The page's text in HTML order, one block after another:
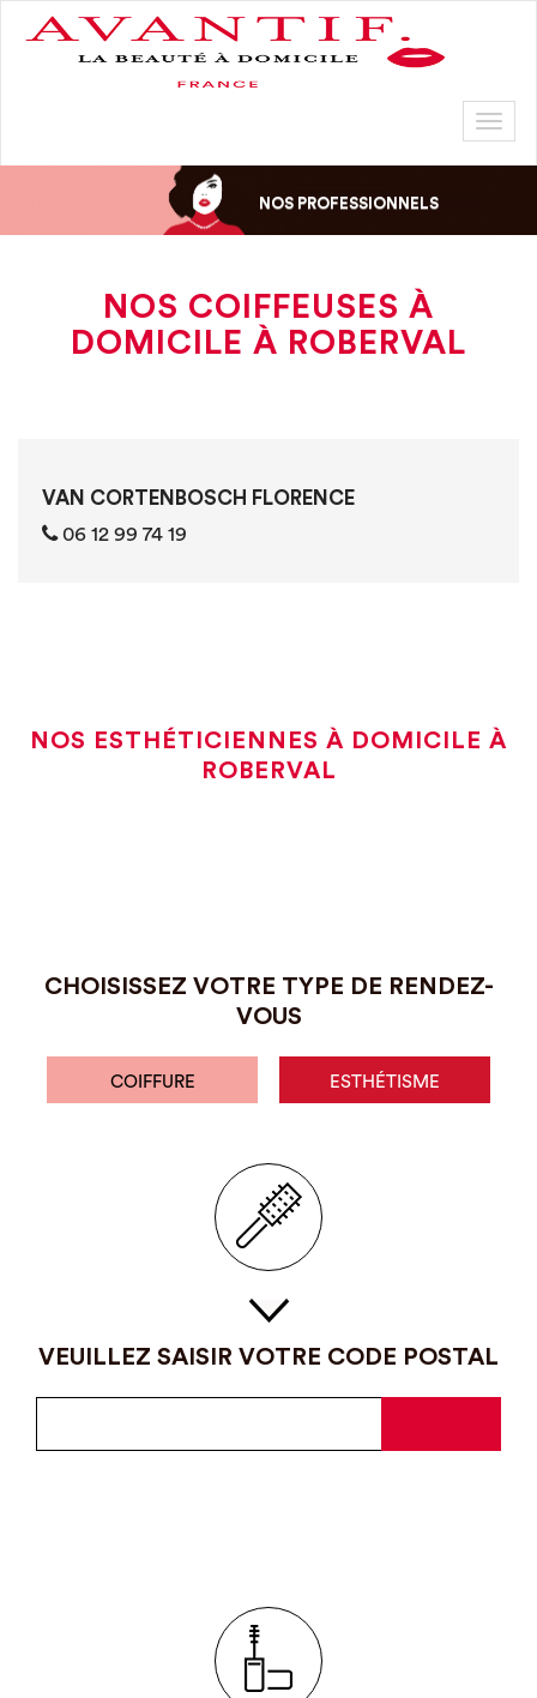
NOS PROFESSIONNELS
NOS COIFFEUSES À
DOMICILE À ROBERVAL
VAN CORTENBOSCH FLORENCE
06 12 99 74 19
NOS ESTHÉTICIENNES À DOMICILE À
ROBERVAL
CHOISISSEZ VOTRE TYPE DE RENDEZ-
VOUS
COIFFURE ESTHÉTISME
VEUILLEZ SAISIR VOTRE CODE POSTAL